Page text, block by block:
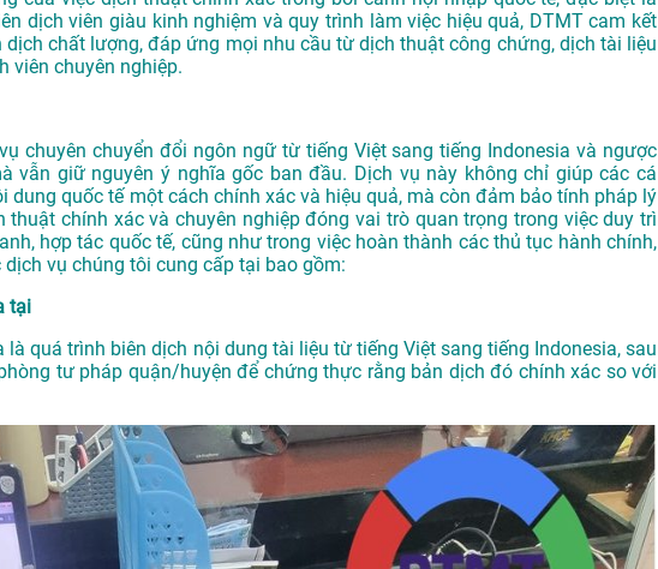
dịch viên giàu kinh nghiệm và quy trình làm việc hiệu quả, DTMT cam kết
chất lượng, đáp ứng mọi nhu cầu từ dịch thuật công chứng, dịch tài liệu
viên chuyên nghiệp.
chuyên chuyển đổi ngôn ngữ từ tiếng Việt sang tiếng Indonesia và ngược
vẫn giữ nguyên ý nghĩa gốc ban đầu. Dịch vụ này không chỉ giúp các cá
dung quốc tế một cách chính xác và hiệu quả, mà còn đảm bảo tính pháp lý
chính xác và chuyên nghiệp đóng vai trò quan trọng trong việc duy trì
hợp tác quốc tế, cũng như trong việc hoàn thành các thủ tục hành chính,
vụ chúng tôi cung cấp tại bao gồm:
tại
quá trình biên dịch nội dung tài liệu từ tiếng Việt sang tiếng Indonesia, sau
tư pháp quận/huyện để chứng thực rằng bản dịch đó chính xác so với